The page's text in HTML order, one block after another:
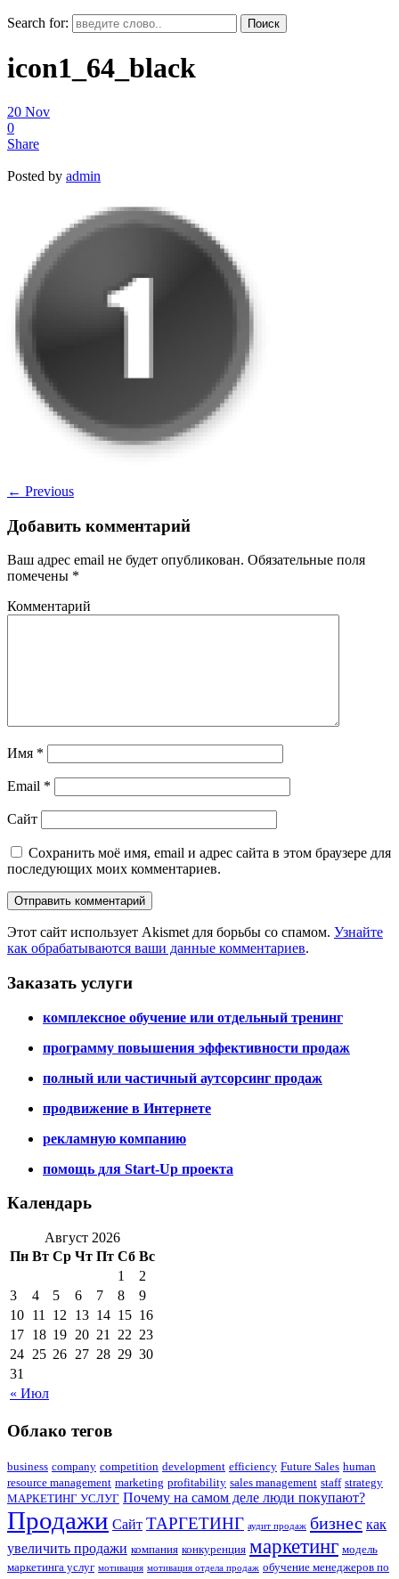
Search for:
icon1_64_black
20 Nov
0
Share
Posted by admin
← Previous
Добавить комментарий
Ваш адрес email не будет опубликован. Обязательные поля
помечены *
Комментарий
Имя *
Email *
Сайт
Сохранить моё имя, email и адрес сайта в этом браузере для
последующих моих комментариев.
Этот сайт использует Akismet для борьбы со спамом. Узнайте
как обрабатываются ваши данные комментариев.
Заказать услуги
комплексное обучение или отдельный тренинг
программу повышения эффективности продаж
полный или частичный аутсорсинг продаж
продвижение в Интернете
рекламную компанию
помощь для Start-Up проекта
Календарь
Август 2026
Пн Вт Ср Чт Пт Сб Вс
« Июл
1
2
3
4 5 6 7 8
9
10 11 12 13 14 15 16
17 18 19 20 21 22 23
24 25 26 27 28 29 30
31
Облако тегов
business company competition development efficiency Future Sales human
resource management marketing profitability sales management staff strategy
МАРКЕТИНГ УСЛУГ Почему на самом деле люди покупают?
Продажи Сайт ТАРГЕТИНГ аудит продаж бизнес как
увеличить продажи компания конкуренция маркетинг модель
маркетинга услуг мотивация мотивация отдела продаж обучение менеджеров по